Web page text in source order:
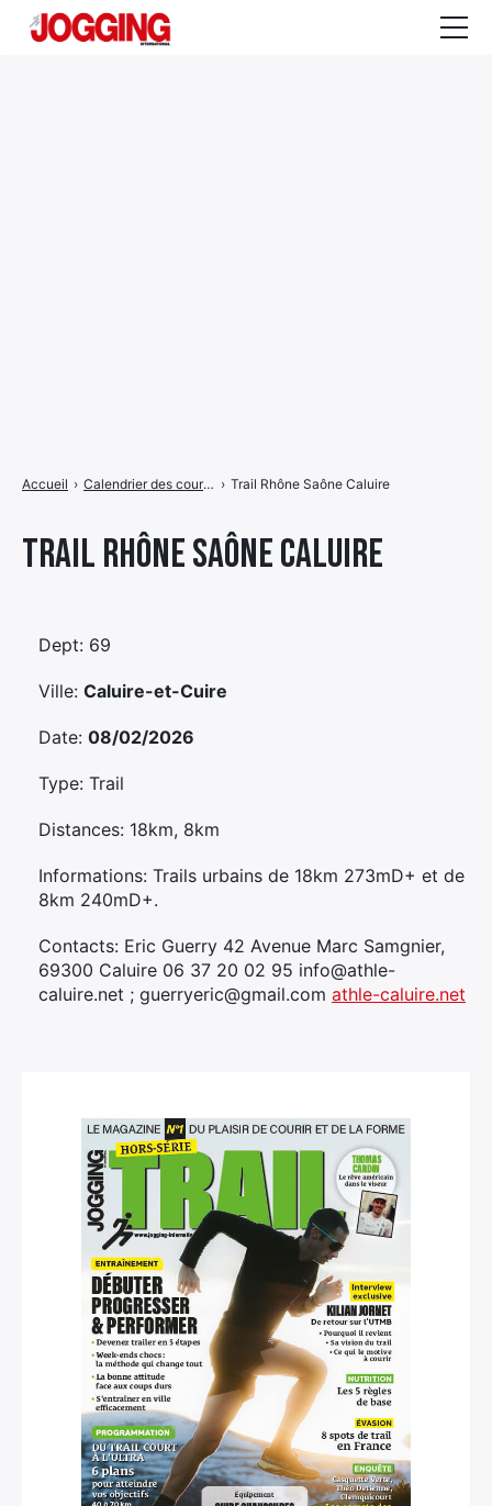
Trail Rhône Saône Caluire
Accueil › Calendrier des courses › Trail Rhône Saône Caluire
Dept: 69
Ville: Caluire-et-Cuire
Date: 08/02/2026
Type: Trail
Distances: 18km, 8km
Informations: Trails urbains de 18km 273mD+ et de
8km 240mD+.
Contacts: Eric Guerry 42 Avenue Marc Samgnier,
69300 Caluire 06 37 20 02 95 info@athle-
caluire.net ; guerryeric@gmail.com athle-caluire.net
Élément
de
ÉlémentÉlément